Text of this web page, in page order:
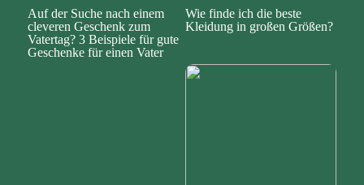
Auf der Suche nach einem
cleveren Geschenk zum
Vatertag? 3 Beispiele für gute
Geschenke für einen Vater
Wie finde ich die beste
Kleidung in großen Größen?